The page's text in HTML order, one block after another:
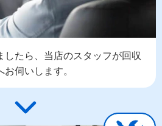
したら、当店のスタッフが回収
伺いします。